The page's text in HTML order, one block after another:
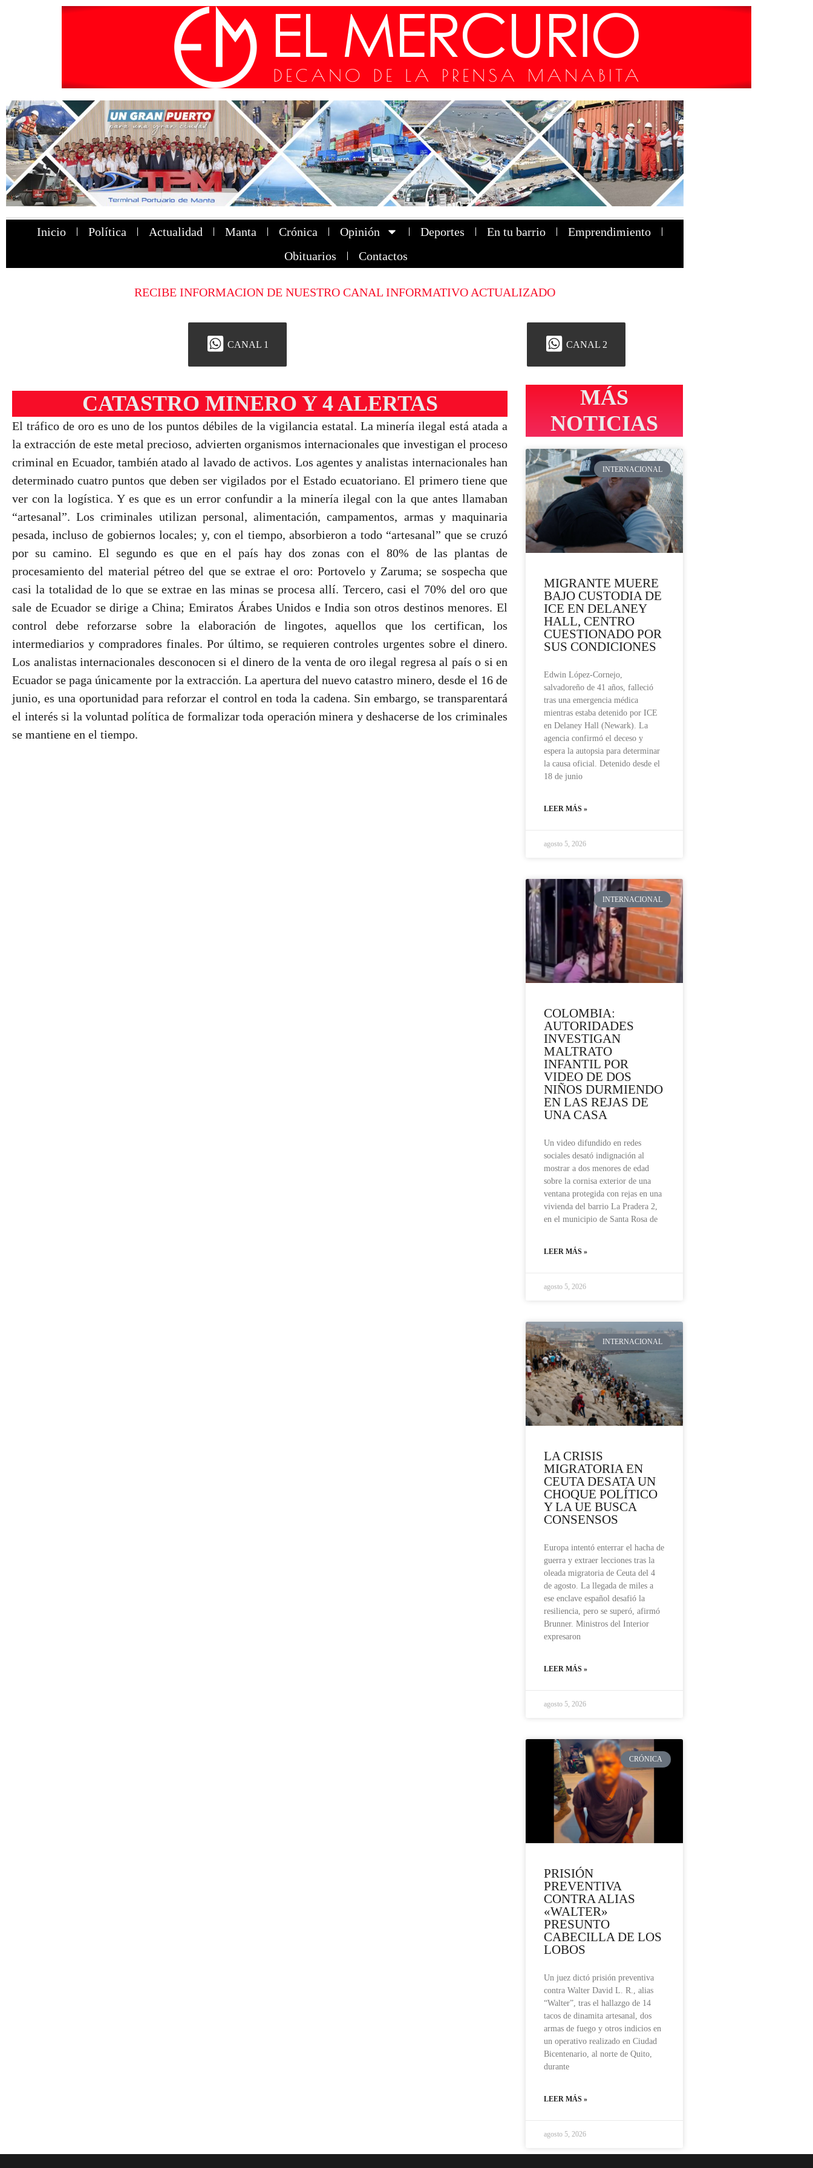
Inicio Política Actualidad Manta Crónica Opinión Deportes En tu barrio
Emprendimiento
Obituarios
Contactos
RECIBE INFORMACION DE NUESTRO CANAL INFORMATIVO ACTUALIZADO
CANAL 1 CANAL 2
CATASTRO MINERO Y 4 ALERTAS
El tráfico de oro es uno de los puntos débiles de la vigilancia estatal. La minería ilegal está atada a
la extracción de este metal precioso, advierten organismos internacionales que investigan el proceso
criminal en Ecuador, también atado al lavado de activos. Los agentes y analistas internacionales han
determinado cuatro puntos que deben ser vigilados por el Estado ecuatoriano. El primero tiene que
ver con la logística. Y es que es un error confundir a la minería ilegal con la que antes llamaban
“artesanal”. Los criminales utilizan personal, alimentación, campamentos, armas y maquinaria
pesada, incluso de gobiernos locales; y, con el tiempo, absorbieron a todo “artesanal” que se cruzó
por su camino. El segundo es que en el país hay dos zonas con el 80% de las plantas de
procesamiento del material pétreo del que se extrae el oro: Portovelo y Zaruma; se sospecha que
casi la totalidad de lo que se extrae en las minas se procesa allí. Tercero, casi el 70% del oro que
sale de Ecuador se dirige a China; Emiratos Árabes Unidos e India son otros destinos menores. El
control debe reforzarse sobre la elaboración de lingotes, aquellos que los certifican, los
intermediarios y compradores finales. Por último, se requieren controles urgentes sobre el dinero.
Los analistas internacionales desconocen si el dinero de la venta de oro ilegal regresa al país o si en
Ecuador se paga únicamente por la extracción. La apertura del nuevo catastro minero, desde el 16 de
junio, es una oportunidad para reforzar el control en toda la cadena. Sin embargo, se transparentará
el interés si la voluntad política de formalizar toda operación minera y deshacerse de los criminales
se mantiene en el tiempo.
MÁS
NOTICIAS
INTERNACIONAL
MIGRANTE MUERE
BAJO CUSTODIA DE
ICE EN DELANEY
HALL, CENTRO
CUESTIONADO POR
SUS CONDICIONES
Edwin López-Cornejo,
salvadoreño de 41 años, falleció
tras una emergencia médica
mientras estaba detenido por ICE
en Delaney Hall (Newark). La
agencia confirmó el deceso y
espera la autopsia para determinar
la causa oficial. Detenido desde el
18 de junio
LEER MÁS »
agosto 5, 2026
INTERNACIONAL
COLOMBIA:
AUTORIDADES
INVESTIGAN
MALTRATO
INFANTIL POR
VIDEO DE DOS
NIÑOS DURMIENDO
EN LAS REJAS DE
UNA CASA
Un video difundido en redes
sociales desató indignación al
mostrar a dos menores de edad
sobre la cornisa exterior de una
ventana protegida con rejas en una
vivienda del barrio La Pradera 2,
en el municipio de Santa Rosa de
LEER MÁS »
agosto 5, 2026
INTERNACIONAL
LA CRISIS
MIGRATORIA EN
CEUTA DESATA UN
CHOQUE POLÍTICO
Y LA UE BUSCA
CONSENSOS
Europa intentó enterrar el hacha de
guerra y extraer lecciones tras la
oleada migratoria de Ceuta del 4
de agosto. La llegada de miles a
ese enclave español desafió la
resiliencia, pero se superó, afirmó
Brunner. Ministros del Interior
expresaron
LEER MÁS »
agosto 5, 2026
CRÓNICA
PRISIÓN
PREVENTIVA
CONTRA ALIAS
«WALTER»
PRESUNTO
CABECILLA DE LOS
LOBOS
Un juez dictó prisión preventiva
contra Walter David L. R., alias
“Walter”, tras el hallazgo de 14
tacos de dinamita artesanal, dos
armas de fuego y otros indicios en
un operativo realizado en Ciudad
Bicentenario, al norte de Quito,
durante
LEER MÁS »
agosto 5, 2026